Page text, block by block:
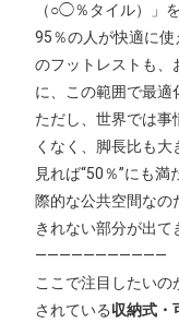
（○◯％タイル）」
95％の人が快適に
のフットレストも、
に、この範囲で最適
ただし、世界では
くなく、脚長比も大
見れば“50％”にも
際的な公共空間なの
きれない部分が出て
———————————
ここで注目したいの
されている収納式・